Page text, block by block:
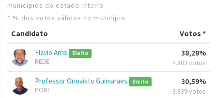
municípios do estado inteiro
* % dos votos válidos no município
Candidato Votos *
Flavio Arns Eleito
REDE
38,28%
4.803 votos
Professor Oriovisto Guimaraes Eleito
PODE
30,59%
3.839 votos